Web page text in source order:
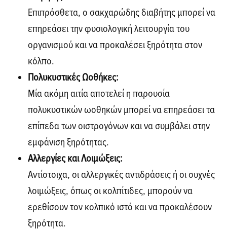
Επιπρόσθετα, ο σακχαρώδης διαβήτης μπορεί να
επηρεάσει την φυσιολογική λειτουργία του
οργανισμού και να προκαλέσει ξηρότητα στον
κόλπο.
Πολυκυστικές Ωοθήκες:
Μία ακόμη αιτία αποτελεί η παρουσία
πολυκυστικών ωοθηκών μπορεί να επηρεάσει τα
επίπεδα των οιστρογόνων και να συμβάλει στην
εμφάνιση ξηρότητας.
Αλλεργίες και Λοιμώξεις:
Αντίστοιχα, οι αλλεργικές αντιδράσεις ή οι συχνές
λοιμώξεις, όπως οι κολπίτιδες, μπορούν να
ερεθίσουν τον κολπικό ιστό και να προκαλέσουν
ξηρότητα.